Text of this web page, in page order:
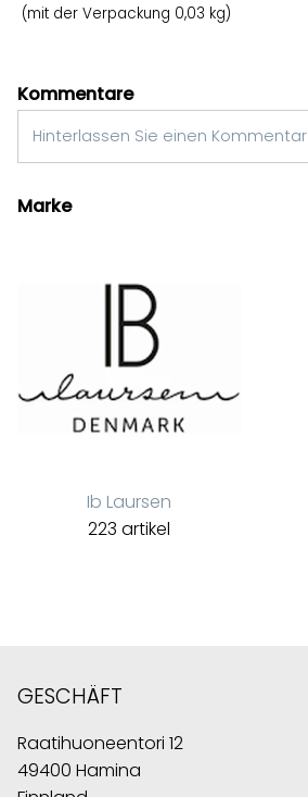
(mit der Verpackung 0,03 kg)
Kommentare
Hinterlassen Sie einen Kommentar
Marke
Ib Laursen
223 artikel
GESCHÄFT
Raatihuoneentori 12
49400 Hamina